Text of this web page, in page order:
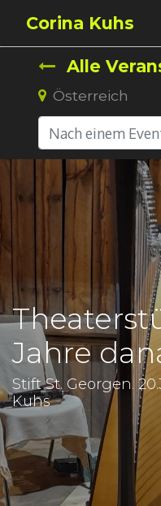
Corina Kuhs
Alle
Österreich
Jahre
Stift St. Georgen.
Kuhs